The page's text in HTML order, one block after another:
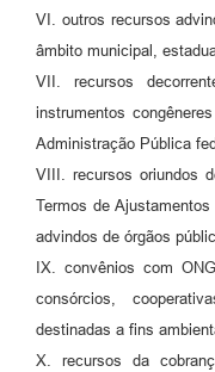
VI. outros recursos
âmbito municipal,
VII. recursos
instrumentos
Administração Pública
VIII. recursos oriundos
Termos de
advindos de órgãos
IX. convênios com
consórcios,
destinadas a fins
X. recursos da